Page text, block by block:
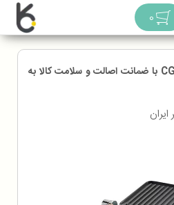
0
گریل دلونگی مدل CGH1020D با ضمانت اصالت و سلامت کالا به